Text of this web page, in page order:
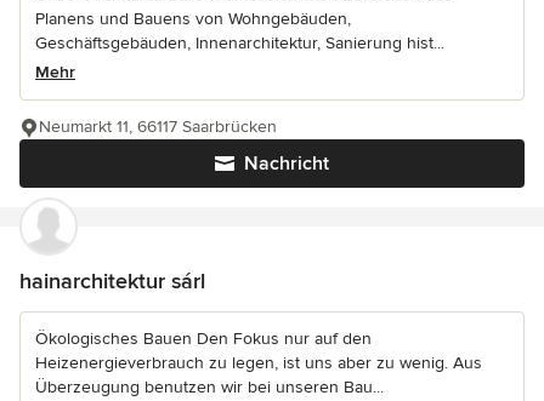
Planens und Bauens von Wohngebäuden,
Geschäftsgebäuden, Innenarchitektur, Sanierung hist...
Mehr
Nachricht
Neumarkt 11, 66117 Saarbrücken
hainarchitektur sárl
Ökologisches Bauen Den Fokus nur auf den
Heizenergieverbrauch zu legen, ist uns aber zu wenig. Aus
Überzeugung benutzen wir bei unseren Bau...